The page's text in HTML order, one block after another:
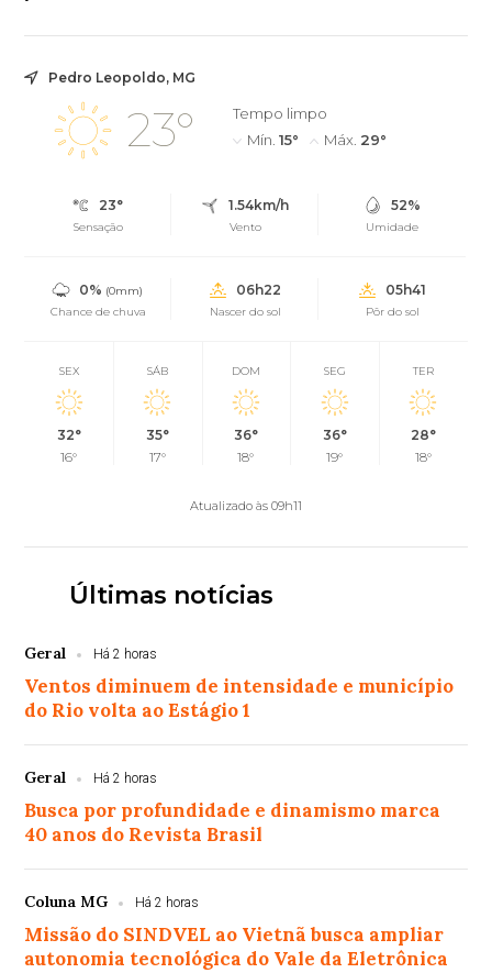
Pedro Leopoldo, MG
23°
Tempo limpo
Mín. 15° Máx. 29°
23°
Sensação
1.54km/h
Vento
52%
Umidade
0% (0mm)
Chance de chuva
06h22
Nascer do sol
05h41
Pôr do sol
SEX
32°
16°
SÁB
35°
17°
DOM
36°
18°
SEG
36°
19°
TER
28°
18°
Atualizado às 09h11
Últimas notícias
Geral Há 2 horas
Ventos diminuem de intensidade e município
do Rio volta ao Estágio 1
Geral Há 2 horas
Busca por profundidade e dinamismo marca
40 anos do Revista Brasil
Coluna MG Há 2 horas
Missão do SINDVEL ao Vietnã busca ampliar
autonomia tecnológica do Vale da Eletrônica